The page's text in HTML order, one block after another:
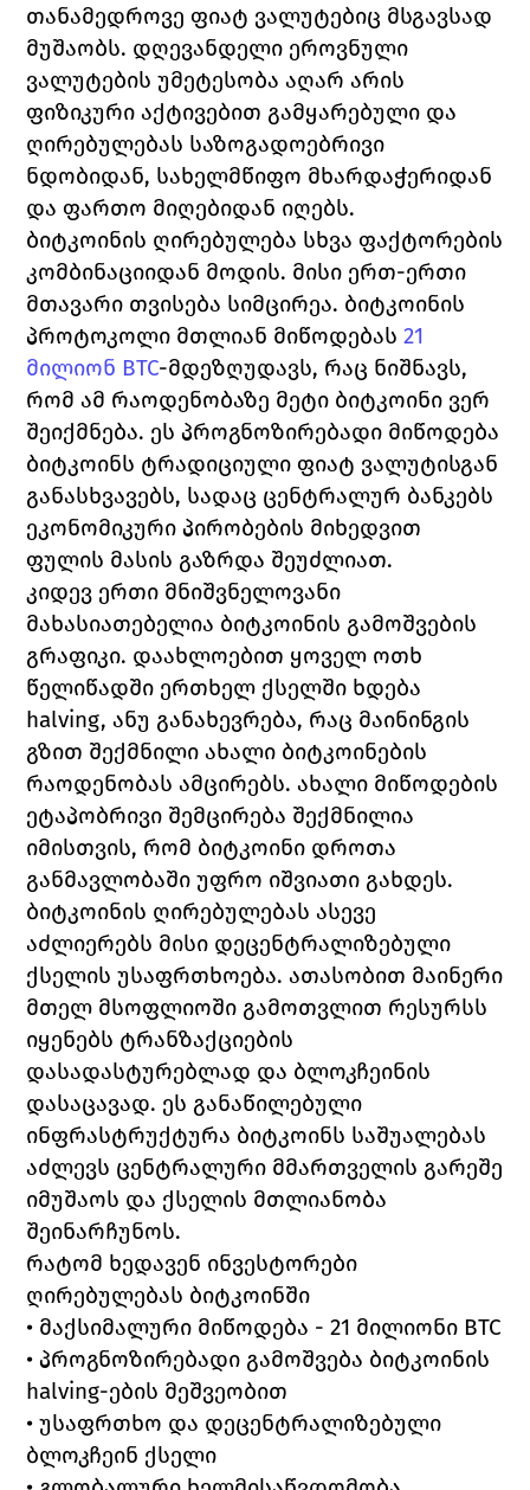
თანამედროვე ფიატ ვალუტებიც მსგავსად
მუშაობს. დღევანდელი ეროვნული
ვალუტების უმეტესობა აღარ არის
ფიზიკური აქტივებით გამყარებული და
ღირებულებას საზოგადოებრივი
ნდობიდან, სახელმწიფო მხარდაჭერიდან
და ფართო მიღებიდან იღებს.
ბიტკოინის ღირებულება სხვა ფაქტორების
კომბინაციიდან მოდის. მისი ერთ-ერთი
მთავარი თვისება სიმცირეა. ბიტკოინის
პროტოკოლი მთლიან მიწოდებას 21
მილიონ BTC-მდეზღუდავს, რაც ნიშნავს,
რომ ამ რაოდენობაზე მეტი ბიტკოინი ვერ
შეიქმნება. ეს პროგნოზირებადი მიწოდება
ბიტკოინს ტრადიციული ფიატ ვალუტისგან
განასხვავებს, სადაც ცენტრალურ ბანკებს
ეკონომიკური პირობების მიხედვით
ფულის მასის გაზრდა შეუძლიათ.
კიდევ ერთი მნიშვნელოვანი
მახასიათებელია ბიტკოინის გამოშვების
გრაფიკი. დაახლოებით ყოველ ოთხ
წელიწადში ერთხელ ქსელში ხდება
halving, ანუ განახევრება, რაც მაინინგის
გზით შექმნილი ახალი ბიტკოინების
რაოდენობას ამცირებს. ახალი მიწოდების
ეტაპობრივი შემცირება შექმნილია
იმისთვის, რომ ბიტკოინი დროთა
განმავლობაში უფრო იშვიათი გახდეს.
ბიტკოინის ღირებულებას ასევე
აძლიერებს მისი დეცენტრალიზებული
ქსელის უსაფრთხოება. ათასობით მაინერი
მთელ მსოფლიოში გამოთვლით რესურსს
იყენებს ტრანზაქციების
დასადასტურებლად და ბლოკჩეინის
დასაცავად. ეს განაწილებული
ინფრასტრუქტურა ბიტკოინს საშუალებას
აძლევს ცენტრალური მმართველის გარეშე
იმუშაოს და ქსელის მთლიანობა
შეინარჩუნოს.
რატომ ხედავენ ინვესტორები
ღირებულებას ბიტკოინში
• მაქსიმალური მიწოდება - 21 მილიონი BTC
• პროგნოზირებადი გამოშვება ბიტკოინის
halving-ების მეშვეობით
• უსაფრთხო და დეცენტრალიზებული
ბლოკჩეინ ქსელი